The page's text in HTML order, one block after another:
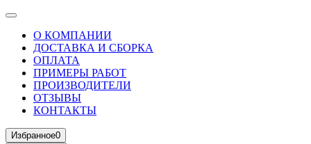
О КОМПАНИИ
ДОСТАВКА И СБОРКА
ОПЛАТА
ПРИМЕРЫ РАБОТ
ПРОИЗВОДИТЕЛИ
ОТЗЫВЫ
КОНТАКТЫ
Избранное0